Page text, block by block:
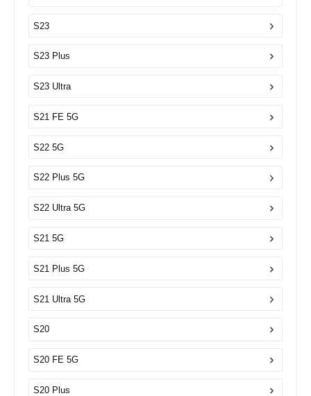
S23
S23 Plus
S23 Ultra
S21 FE 5G
S22 5G
S22 Plus 5G
S22 Ultra 5G
S21 5G
S21 Plus 5G
S21 Ultra 5G
S20
S20 FE 5G
S20 Plus